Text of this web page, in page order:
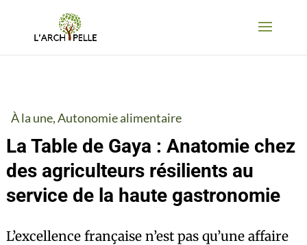
À la une,Autonomie alimentaire
La Table de Gaya : Anatomie chez
des agriculteurs résilients au
service de la haute gastronomie
L’excellence française n’est pas qu’une affaire